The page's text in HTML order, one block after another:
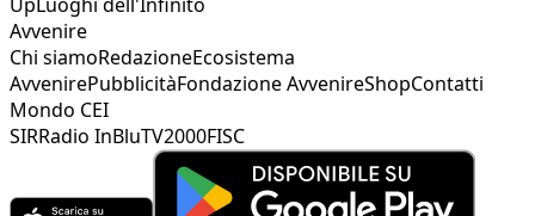
Avvenire
Chi siamoRedazioneEcosistema
AvvenirePubblicitàFondazione AvvenireShopContatti
Mondo CEI
SIRRadio InBluTV2000FISC